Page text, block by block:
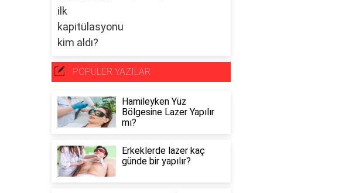
POPÜLER YAZILAR
Hamileyken Yüz
Bölgesine Lazer Yapılır
mı?
Erkeklerde lazer kaç
günde bir yapılır?